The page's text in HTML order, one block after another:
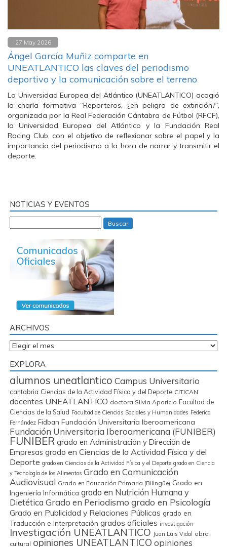
27 May 2026
Ángel García Muñiz comparte en
UNEATLANTICO las claves del periodismo
deportivo y la comunicación sobre el terreno
La Universidad Europea del Atlántico (UNEATLANTICO) acogió
la charla formativa “Reporteros, ¿en peligro de extinción?”,
organizada por la Real Federación Cántabra de Fútbol (RFCF),
la Universidad Europea del Atlántico y la Fundación Real
Racing Club, con el objetivo de reflexionar sobre el papel y la
importancia del periodismo a la hora de narrar y transmitir el
deporte.
NOTICIAS Y EVENTOS
Buscar
ARCHIVOS
Archivos
EXPLORA
alumnos uneatlantico Campus Universitario
cantabria Ciencias de la Actividad Física y del Deporte CITICAN
docentes UNEATLANTICO doctora Silvia Aparicio Facultad de
Ciencias de la Salud Facultad de Ciencias Sociales y Humanidades Federico
Fernández Fidban Fundación Universitaria Iberoamericana
Fundación Universitaria Iberoamericana (FUNIBER)
FUNIBER grado en Administración y Dirección de
Empresas grado en Ciencias de la Actividad Física y del
Deporte grado en Ciencias de la Actividad Física y el Deporte grado en Ciencia
y Tecnología de los Alimentos Grado en Comunicación
Audiovisual Grado en Educación Primaria (Bilingüe) Grado en
Ingeniería Informática grado en Nutrición Humana y
Dietética Grado en Periodismo grado en Psicología
Grado en Publicidad y Relaciones Públicas grado en
Traducción e Interpretación grados oficiales investigación
Investigación UNEATLANTICO Juan Luis Vidal
obra
cultural opiniones UNEATLANTICO opiniones